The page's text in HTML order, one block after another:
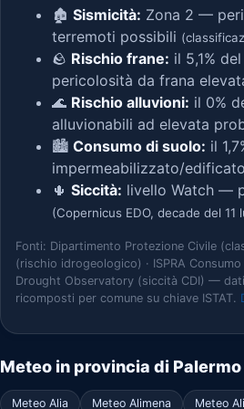
🏚️ Sismicità: Zona 2 —
terremoti possibili
🪨 Rischio frane: il 5,1%
pericolosità da frana
🌊 Rischio alluvioni: il 0%
alluvionabili ad elevata
🏙️ Consumo di suolo: il
impermeabilizzato/
🌵 Siccità: livello Watch —
(Copernicus EDO, decade del 11
Fonti: Dipartimento Protezione Civile
(rischio idrogeologico) · ISPRA
Drought Observatory (siccità CDI) —
ricomposti per comune su chiave ISTAT.
Meteo in provincia di Palermo
Meteo Alia Meteo Alimena Meteo